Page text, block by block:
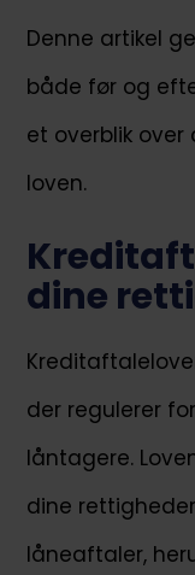
Denne artikel
både før og
et overblik
loven.
dine
der regulerer
låntagere.
dine
låneaftaler,